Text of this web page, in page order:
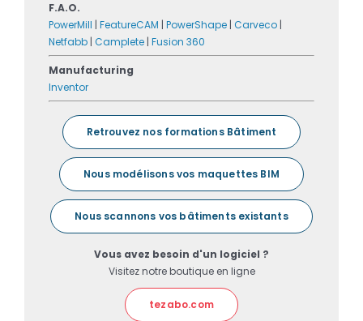
F.A.O.
PowerMill | FeatureCAM | PowerShape | Carveco |
Netfabb | Camplete | Fusion 360
Manufacturing
Inventor
Retrouvez nos formations Bâtiment
Nous modélisons vos maquettes BIM
Nous scannons vos bâtiments existants
Vous avez besoin d'un logiciel ?
Visitez notre boutique en ligne
tezabo.com